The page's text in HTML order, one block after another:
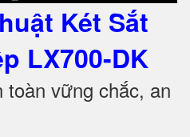
Két Sắt
LX700-DK
toàn vững chắc, an